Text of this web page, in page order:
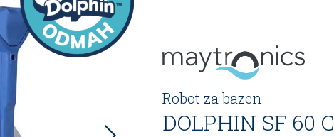
Robot za bazen
DOLPHIN SF 60